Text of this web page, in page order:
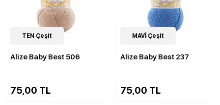
63Çeşit
TEN Çeşit
Alize Baby Best 506
75,00 TL
63Çeşit
MAVİ Çeşit
Alize Baby Best 237
75,00 TL